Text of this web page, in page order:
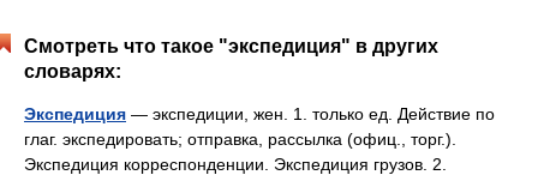
Смотреть что такое "экспедиция" в других
словарях:
Экспедиция — экспедиции, жен. 1. только ед. Действие по
глаг. экспедировать; отправка, рассылка (офиц., торг.).
Экспедиция корреспонденции. Экспедиция грузов. 2.